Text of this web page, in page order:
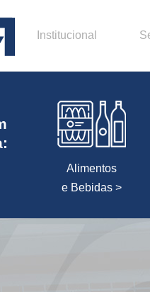
Institucional
Alimentos
e Bebidas >